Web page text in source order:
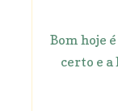
Bom hoje
certo e